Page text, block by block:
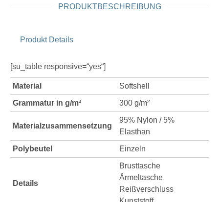
PRODUKTBESCHREIBUNG
Produkt Details
[su_table responsive=“yes“]
Material Softshell
Grammatur in g/m² 300 g/m²
Materialzusammensetzung
95% Nylon / 5%
Elasthan
Polybeutel Einzeln
Details
Brusttasche
Ärmeltasche
Reißverschluss